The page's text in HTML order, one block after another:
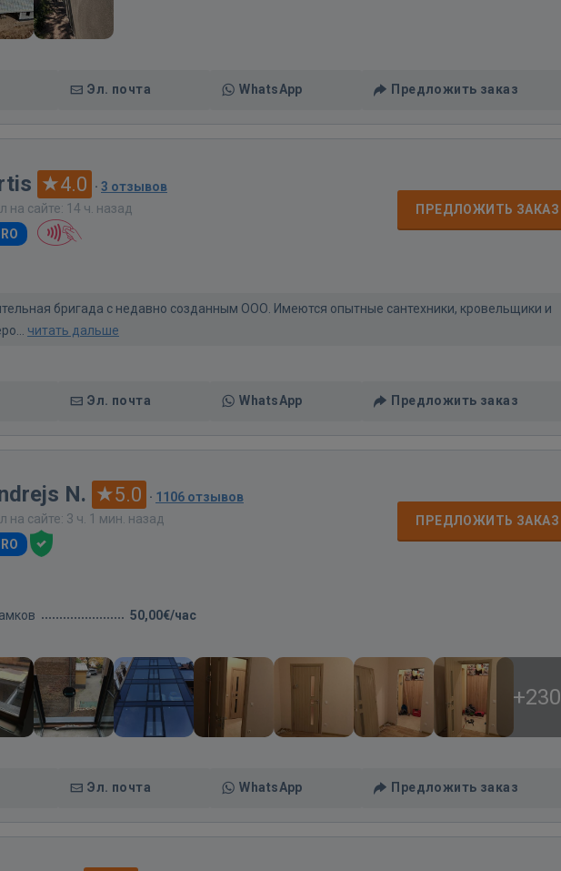
Эл. почта WhatsApp Предложить заказ
4.0 · 3 отзывов
на сайте: 14 ч. назад
ПРЕДЛОЖИТЬ ЗАКАЗ
бригада с недавно созданным ООО. Имеются опытные сантехники, кровельщики и
читать дальше
Эл. почта WhatsApp Предложить заказ
N. 5.0 · 1106 отзывов
на сайте: 3 ч. 1 мин. назад
ПРЕДЛОЖИТЬ ЗАКАЗ
50,00€/час
+230
Эл. почта WhatsApp Предложить заказ